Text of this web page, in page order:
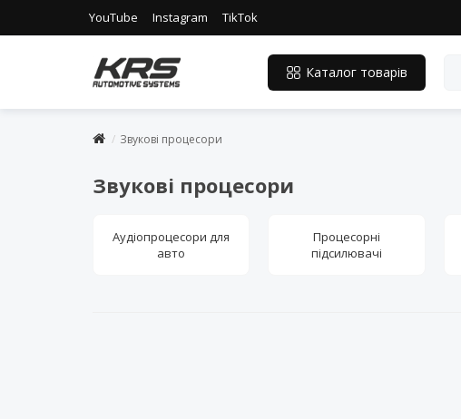
YouTube Instagram TikTok
Каталог товарів
Звукові процесори
Звукові процесори
Аудіопроцесори для
авто
Процесорні
підсилювачі